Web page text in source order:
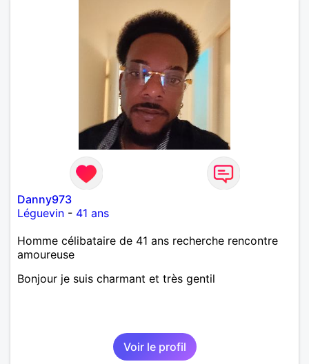
autant être trop locace. Je suis bourré de qualités
avec très peu de défauts. Je suis altruiste,
bienveillant, empathique, attentionné, honnête,
respectueux, doux de caractère et compréhensif : je
laisse « glisser » beaucoup de choses. Mais ne vous
m’éprenez pas Mesdames, si une personne que
j’aime me trahit une fois, il n’y aura pas de seconde
chance et je l’effacerai à « vitam eternam ».
Néanmoins, je suis un tout petit peu maniaque ainsi
qu’impatient. J’essaye de faire des efforts. Rien de
bien dramatique ! Du moins je le pense……Je suis un
homme facile à vivre. À vous si vous le souhaitez,
d’apprendre à me connaître davantage. J’en serai
ravi….A très bientôt je l’espère.
Danny973
Léguevin - 41 ans
Homme célibataire de 41 ans recherche rencontre
amoureuse
Bonjour je suis charmant et très gentil
Voir le profil